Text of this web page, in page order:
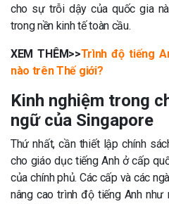
cho sự trỗi dậy của quốc gia
trong nền kinh tế toàn cầu.
XEM THÊM>>Trình độ tiếng
nào trên Thế giới?
Kinh nghiệm trong
ngữ của Singapore
Thứ nhất, cần thiết lập chính
cho giáo dục tiếng Anh ở cấp
của chính phủ. Các cấp và các
nâng cao trình độ tiếng Anh